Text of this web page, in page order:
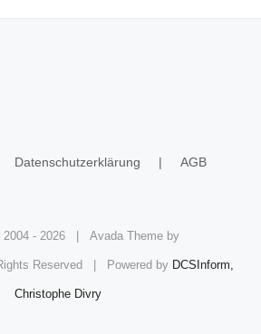
Datenschutzerklärung AGB
- 2026 | Avada Theme by
Reserved | Powered by DCSInform,
Christophe Divry